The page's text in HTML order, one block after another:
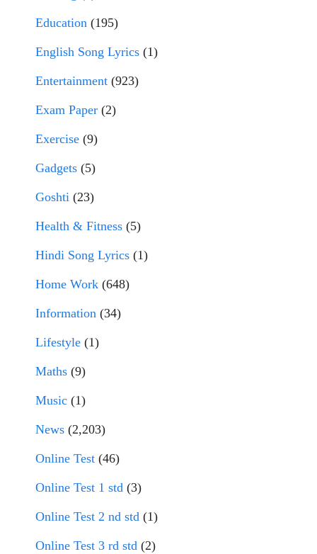
Education (195)
English Song Lyrics (1)
Entertainment (923)
Exam Paper (2)
Exercise (9)
Gadgets (5)
Goshti (23)
Health & Fitness (5)
Hindi Song Lyrics (1)
Home Work (648)
Information (34)
Lifestyle (1)
Maths (9)
Music (1)
News (2,203)
Online Test (46)
Online Test 1 std (3)
Online Test 2 nd std (1)
Online Test 3 rd std (2)